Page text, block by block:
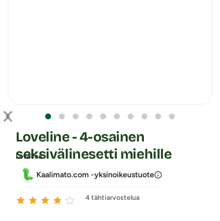
Loveline
Loveline - 4-osainen
seksivälinesetti miehille
Kaalimato.com -yksinoikeustuote
4 tähtiarvostelua